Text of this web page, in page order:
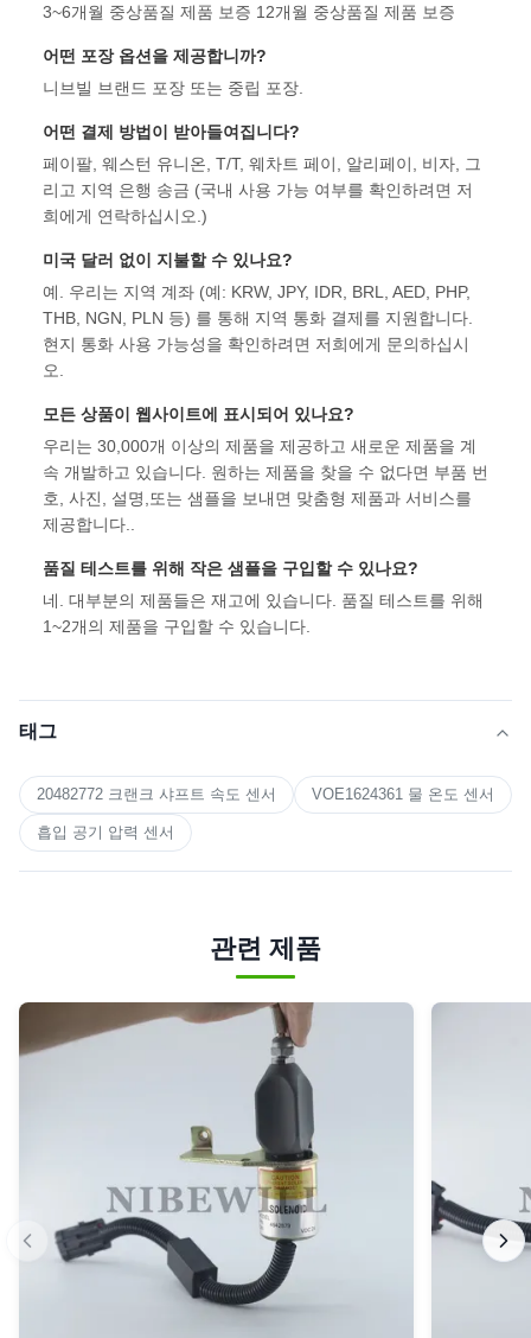
3~6개월 중상품질 제품 보증 12개월 중상품질 제품 보증
어떤 포장 옵션을 제공합니까?
니브빌 브랜드 포장 또는 중립 포장.
어떤 결제 방법이 받아들여집니다?
페이팔, 웨스턴 유니온, T/T, 웨차트 페이, 알리페이, 비자, 그
리고 지역 은행 송금 (국내 사용 가능 여부를 확인하려면 저
희에게 연락하십시오.)
미국 달러 없이 지불할 수 있나요?
예. 우리는 지역 계좌 (예: KRW, JPY, IDR, BRL, AED, PHP,
THB, NGN, PLN 등) 를 통해 지역 통화 결제를 지원합니다.
현지 통화 사용 가능성을 확인하려면 저희에게 문의하십시
오.
모든 상품이 웹사이트에 표시되어 있나요?
우리는 30,000개 이상의 제품을 제공하고 새로운 제품을 계
속 개발하고 있습니다. 원하는 제품을 찾을 수 없다면 부품 번
호, 사진, 설명,또는 샘플을 보내면 맞춤형 제품과 서비스를
제공합니다..
품질 테스트를 위해 작은 샘플을 구입할 수 있나요?
네. 대부분의 제품들은 재고에 있습니다. 품질 테스트를 위해
1~2개의 제품을 구입할 수 있습니다.
태그
20482772 크랜크 샤프트 속도 센서 VOE1624361 물 온도 센서
흡입 공기 압력 센서
관련 제품